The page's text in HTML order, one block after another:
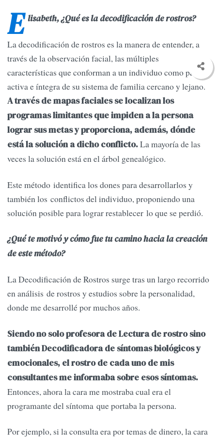
E lisabeth, ¿Qué es la decodificación de rostros?
La decodificación de rostros es la manera de entender, a
través de la observación facial, las múltiples
características que conforman a un individuo como parte
activa e íntegra de su sistema de familia cercano y lejano.
A través de mapas faciales se localizan los
programas limitantes que impiden a la persona
lograr sus metas y proporciona, además, dónde
está la solución a dicho conflicto.La mayoría de las
veces la solución está en el árbol genealógico.
Este método identifica los dones para desarrollarlos y
también los conflictos del individuo, proponiendo una
solución posible para lograr restablecer lo que se perdió.
¿Qué te motivó y cómo fue tu camino hacia la creación
de este método?
La Decodificación de Rostros surge tras un largo recorrido
en análisis de rostros y estudios sobre la personalidad,
donde me desarrollé por muchos años.
Siendo no solo profesora de Lectura de rostro sino
también Decodificadora de síntomas biológicos y
emocionales, el rostro de cada uno de mis
consultantes me informaba sobre esos síntomas.
Entonces, ahora la cara me mostraba cual era el
programante del síntoma que portaba la persona.
Por ejemplo, si la consulta era por temas de dinero, la cara